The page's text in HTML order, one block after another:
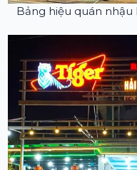
Bảng hiệu quán